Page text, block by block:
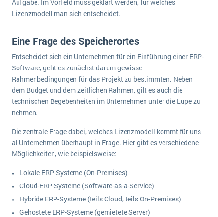
Aufgabe. Im Vorfeld muss geklärt werden, für welches
Lizenzmodell man sich entscheidet.
Eine Frage des Speicherortes
Entscheidet sich ein Unternehmen für ein Einführung einer ERP-
Software, geht es zunächst darum gewisse
Rahmenbedingungen für das Projekt zu bestimmten. Neben
dem Budget und dem zeitlichen Rahmen, gilt es auch die
technischen Begebenheiten im Unternehmen unter die Lupe zu
nehmen.
Die zentrale Frage dabei, welches Lizenzmodell kommt für uns
al Unternehmen überhaupt in Frage. Hier gibt es verschiedene
Möglichkeiten, wie beispielsweise:
Lokale ERP-Systeme (On-Premises)
Cloud-ERP-Systeme (Software-as-a-Service)
Hybride ERP-Systeme (teils Cloud, teils On-Premises)
Gehostete ERP-Systeme (gemietete Server)